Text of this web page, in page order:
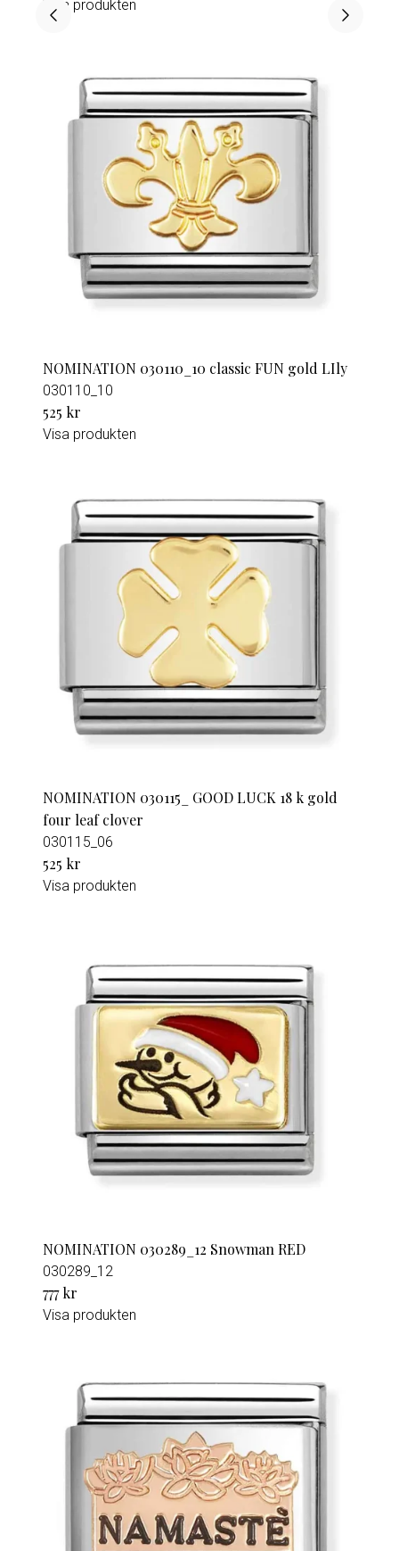
Visa produkten
NOMINATION 030110_10 classic FUN gold LIly
030110_10
525 kr
Visa produkten
NOMINATION 030115_ GOOD LUCK 18 k gold
four leaf clover
030115_06
525 kr
Visa produkten
NOMINATION 030289_12 Snowman RED
030289_12
777 kr
Visa produkten